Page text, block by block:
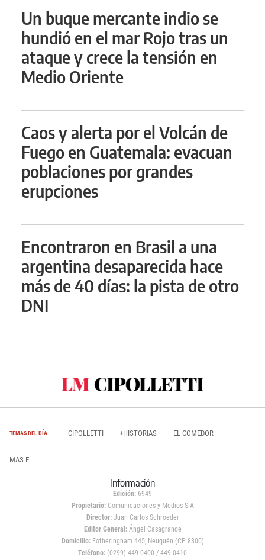
Un buque mercante indio se
hundió en el mar Rojo tras un
ataque y crece la tensión en
Medio Oriente
Caos y alerta por el Volcán de
Fuego en Guatemala: evacuan
poblaciones por grandes
erupciones
Encontraron en Brasil a una
argentina desaparecida hace
más de 40 días: la pista de otro
DNI
TEMAS DEL DÍA CIPOLLETTI +HISTORIAS EL COMEDOR
MAS E
Información
Edición: 6949
Propietario:Comunicaciones y Medios S.A
Director: Juan Carlos Schroeder
Editor General:Ángel Casagrande
Domicilio:Fotheringham 445, Neuquén (CP 8300)
Teléfono: (0299) 449 0400 / 449 0410